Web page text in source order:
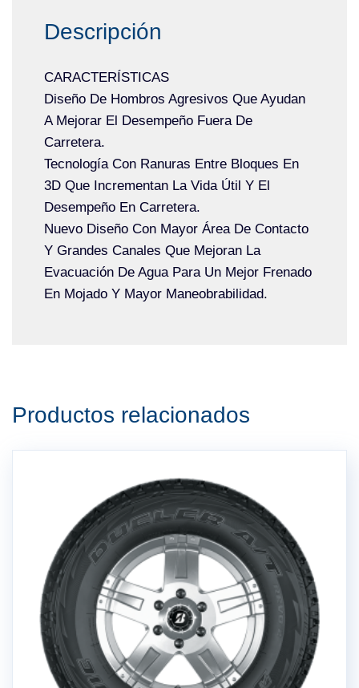
Descripción
CARACTERÍSTICAS
Diseño De Hombros Agresivos Que Ayudan
A Mejorar El Desempeño Fuera De
Carretera.
Tecnología Con Ranuras Entre Bloques En
3D Que Incrementan La Vida Útil Y El
Desempeño En Carretera.
Nuevo Diseño Con Mayor Área De Contacto
Y Grandes Canales Que Mejoran La
Evacuación De Agua Para Un Mejor Frenado
En Mojado Y Mayor Maneobrabilidad.
Productos relacionados